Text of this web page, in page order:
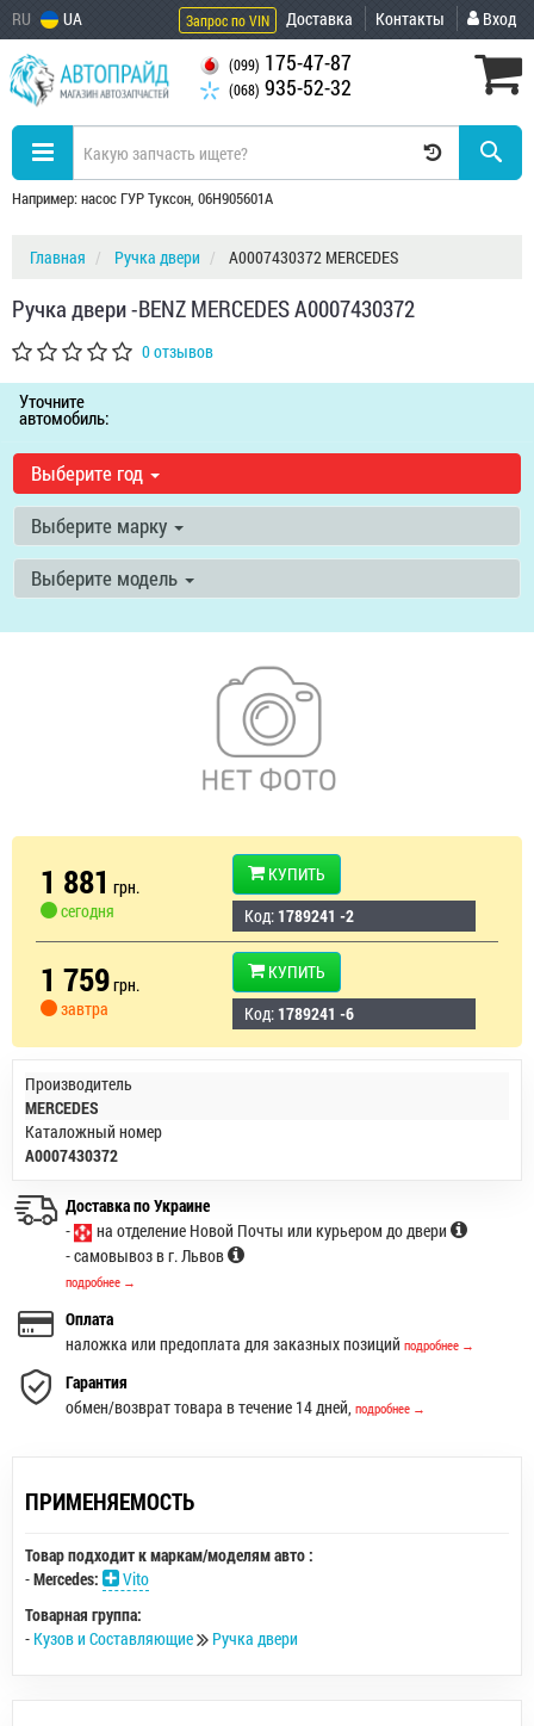
RU UA Запрос по VIN Доставка Контакты Вход
(099) 175-47-87
(068) 935-52-32
Например: насос ГУР Туксон, 06H905601A
Главная Ручка двери A0007430372 MERCEDES
Ручка двери -BENZ MERCEDES A0007430372
0 отзывов
Уточните
автомобиль:
Выберите год
Выберите марку
Выберите модель
1 881 грн.
сегодня
КУПИТЬ
Код: 1789241 -2
1 759грн.
завтра
КУПИТЬ
Код: 1789241 -6
Производитель
MERCEDES
Каталожный номер
A0007430372
Доставка по Украине
-
на отделение Новой Почты или курьером до двери
- самовывоз в г. Львов
подробнее →
Оплата
наложка или предоплата для заказных позиций подробнее →
Гарантия
обмен/возврат товара в течение 14 дней, подробнее →
ПРИМЕНЯЕМОСТЬ
Товар подходит к маркам/моделям авто :
-Mercedes:
Vito
Товарная группа:
- Кузов и Составляющие Ручка двери